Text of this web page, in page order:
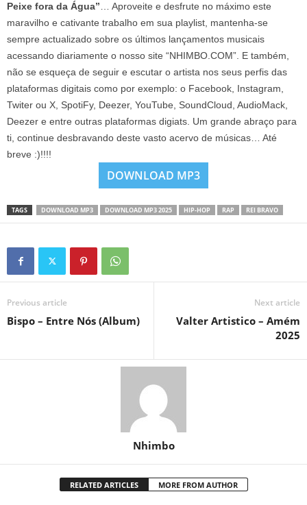
Peixe fora da Água” … Aproveite e desfrute no máximo este
maravilho e cativante trabalho em sua playlist, mantenha-se
sempre actualizado sobre os últimos lançamentos musicais
acessando diariamente o nosso site “NHIMBO.COM”. E também,
não se esqueça de seguir e escutar o artista nos seus perfis das
plataformas digitais como por exemplo: o Facebook, Instagram,
Twiter ou X, SpotiFy, Deezer, YouTube, SoundCloud, AudioMack,
Deezer e entre outras plataformas digiats. Um grande abraço para
ti, continue desbravando deste vasto acervo de músicas… Até
breve :)!!!!
DOWNLOAD MP3
TAGS DOWNLOAD MP3 DOWNLOAD MP3 2025 HIP-HOP RAP REI BRAVO
Previous article
Bispo – Entre Nós (Album)
Next article
Valter Artistico – Amém
2025
Nhimbo
RELATED ARTICLES MORE FROM AUTHOR